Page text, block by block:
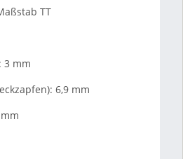
TT
3 mm
6,9 mm